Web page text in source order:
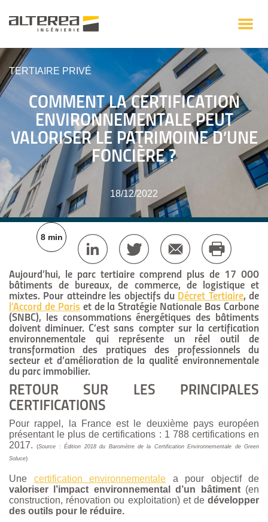
TERTIAIRE PRIVÉ
COMMENT LA CERTIFICATION
ENVIRONNEMENTALE PEUT
VALORISER LE PATRIMOINE D’UNE
FONCIÈRE ?
18/12/2022
8 min
Aujourd’hui, le parc tertiaire comprend plus de 17 000
bâtiments de bureaux, de commerce, de logistique et
mixtes. Pour atteindre les objectifs du Décret Tertiaire, de
l’Accord de Paris et de la Stratégie Nationale Bas Carbone
(SNBC), les consommations énergétiques des bâtiments
doivent diminuer. C’est sans compter sur la certification
environnementale qui représente un réel outil de
transformation des pratiques des professionnels du
secteur et d’amélioration de la qualité environnementale
du parc immobilier.
RETOUR SUR LES PRINCIPALES
CERTIFICATIONS
Pour rappel, la France est le deuxième pays européen
présentant le plus de certifications : 1 788 certifications en
2017.(Source : Édition 2018 du Baromètre de la Certification Environnementale de Green
Soluce)
Une certification environnementale a pour objectif de
valoriser l’impact environnemental d’un bâtiment(en
construction, rénovation ou exploitation) et de développer
des outils pour le réduire.